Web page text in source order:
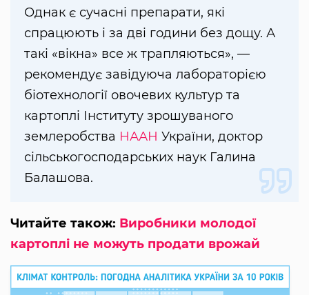
Однак є сучасні препарати, які
спрацюють і за дві години без дощу. А
такі «вікна» все ж трапляються», —
рекомендує завідуюча лабораторією
біотехнології овочевих культур та
картоплі Інституту зрошуваного
землеробства НААН України, доктор
сільськогосподарських наук Галина
Балашова.
Читайте також: Виробники молодої
картоплі не можуть продати врожай